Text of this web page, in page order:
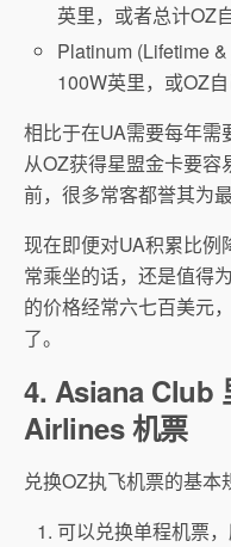
英里，或者总计OZ
Platinum (Lifetime
100W英里，或OZ
相比于在UA需要每年需
从OZ获得星盟金卡要容
前，很多常客都誉其为
现在即便对UA积累比例
常乘坐的话，还是值得
的价格经常六七百美元
了。
4. Asiana Club
Airlines 机票
兑换OZ执飞机票的基本
可以兑换单程机票